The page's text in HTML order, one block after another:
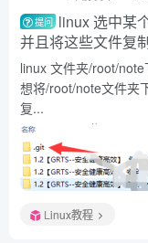
提问 linux 选中某
并且将这些文件复
linux 文件夹/root/
想将/root/note文件夹
复...
Linux教程